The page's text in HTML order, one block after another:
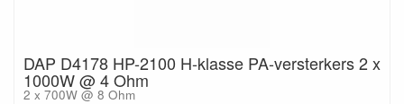
DAP D4178 HP-2100 H-klasse PA-versterkers 2 x
1000W @ 4 Ohm
2 x 700W @ 8 Ohm